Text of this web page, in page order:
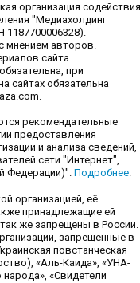
организация содействия
"Медиахолдинг
1187700006328).
мнением авторов.
сайта
при
сайтах обязательна
рекомендательные
предоставления
и анализа сведений,
сети "Интернет",
Федерации)". Подробнее.
организацией, её
принадлежащие ей
же запрещены в России.
запрещенные в
повстанческая
«Аль-Каида», «УНА-
«Свидетели